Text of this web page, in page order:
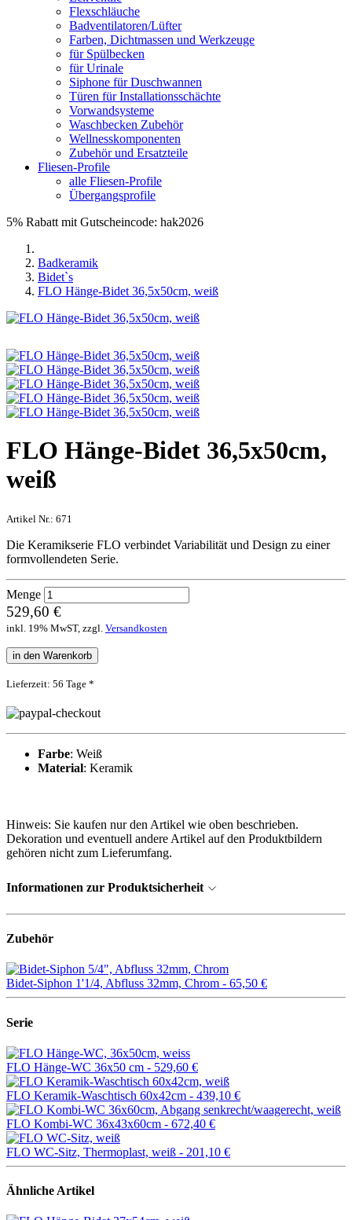
Flexschläuche
Badventilatoren/Lüfter
Farben, Dichtmassen und Werkzeuge
für Spülbecken
für Urinale
Siphone für Duschwannen
Türen für Installationsschächte
Vorwandsysteme
Waschbecken Zubehör
Wellnesskomponenten
Zubehör und Ersatzteile
Fliesen-Profile
alle Fliesen-Profile
Übergangsprofile
5% Rabatt mit Gutscheincode: hak2026
Badkeramik
Bidet`s
FLO Hänge-Bidet 36,5x50cm, weiß
FLO Hänge-Bidet 36,5x50cm,
weiß
Artikel Nr.: 671
Die Keramikserie FLO verbindet Variabilität und Design zu einer
formvollendeten Serie.
Menge
529,60 €
inkl. 19% MwST, zzgl. Versandkosten
in den Warenkorb
Lieferzeit: 56 Tage *
Farbe: Weiß
Material: Keramik
Hinweis: Sie kaufen nur den Artikel wie oben beschrieben.
Dekoration und eventuell andere Artikel auf den Produktbildern
gehören nicht zum Lieferumfang.
Informationen zur Produktsicherheit
Zubehör
Bidet-Siphon 1'1/4, Abfluss 32mm, Chrom - 65,50 €
Serie
FLO Hänge-WC 36x50 cm - 529,60 €
FLO Keramik-Waschtisch 60x42cm - 439,10 €
FLO Kombi-WC 36x43x60cm - 672,40 €
FLO WC-Sitz, Thermoplast, weiß - 201,10 €
Ähnliche Artikel